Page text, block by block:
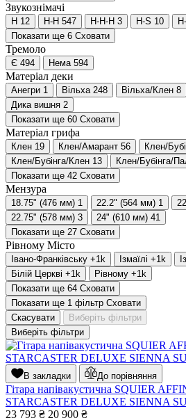
Звукознімачі
H 12 H-H 547 H-H-H 3 H-S 10
Показати ще 6 Сховати
Тремоло
Є 494 Нема 594
Матеріал деки
Анегри 1 Вільха 248 Вільха/Клен 8
Дика вишня 2
Показати ще 60 Сховати
Матеріал грифа
Клен 19 Клен/Амарант 56 Клен/
Клен/Бубінга/Клен 13 Клен/Бубінга/
Показати ще 42 Сховати
Мензура
18.75" (476 мм) 1 22.2" (564 мм) 1
22.75" (578 мм) 3 24" (610 мм) 41
Показати ще 27 Сховати
Рівному Місто
Івано-Франківську +1 k Ізмаїлі +1 k
Білій Церкві +1 k Рівному +1 k
Показати ще 64 Сховати
Показати ще 1 фільтр Сховати
Скасувати
Виберіть фільтри
Виберіть фільтри
В закладки До порівняння
Гітара напівакустична SQUIER
STARCASTER DELUXE SIENNA
23 793 ₴ 20 900 ₴